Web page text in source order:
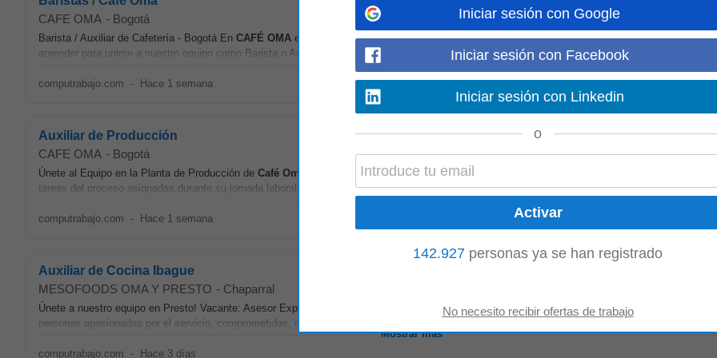
CAFE OMA - Bogotá
Barista / Auxiliar de Cafetería - Bogotá En CAFÉ OMA estamos en búsqueda de personas apasionadas por el servicio al cliente, con actitud
aprender para unirse a nuestro equipo como Barista o Auxiliar de Cafetería. ¿Cuál...
computrabajo.com - Hace 1 semana
Auxiliar de Producción
CAFE OMA - Bogotá
Únete al Equipo en la Planta de Producción de Café Oma
! Misión del cargo Estamos buscando un personal comprometido y entusiasta que
tareas del proceso asignadas durante su jornada laboral. Tu rol será esencial para garantizar...
Mostrar más
computrabajo.com - Hace 1 semana
Auxiliar de Cocina Ibague
MESOFOODS OMA Y PRESTO - Chaparral
Únete a nuestro equipo en Presto! Vacante: Asesor Experto (Auxiliar de Cocina Zona PRESTO PIEDRA PINTADA y HOMECENTER) En Presto
personas apasionadas por el servicio, comprometidas, responsables y con excelente actitud. Si te gustan los...
Mostrar más
computrabajo.com - Hace 3 días
Iniciar sesión con Google
Iniciar sesión con Facebook
Iniciar sesión con Linkedin
o
142.927 personas ya se han registrado